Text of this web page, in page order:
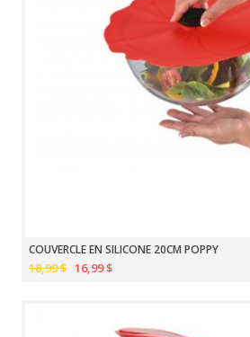
COUVERCLE EN SILICONE 20CM POPPY
18,99 $ 16,99 $